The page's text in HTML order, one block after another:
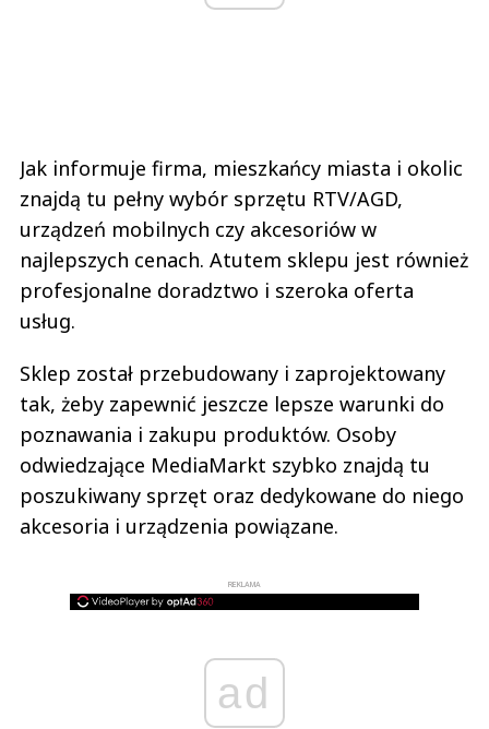
Jak informuje firma, mieszkańcy miasta i okolic
znajdą tu pełny wybór sprzętu RTV/AGD,
urządzeń mobilnych czy akcesoriów w
najlepszych cenach. Atutem sklepu jest również
profesjonalne doradztwo i szeroka oferta
usług.
Sklep został przebudowany i zaprojektowany
tak, żeby zapewnić jeszcze lepsze warunki do
poznawania i zakupu produktów. Osoby
odwiedzające MediaMarkt szybko znajdą tu
poszukiwany sprzęt oraz dedykowane do niego
akcesoria i urządzenia powiązane.
REKLAMA
ad